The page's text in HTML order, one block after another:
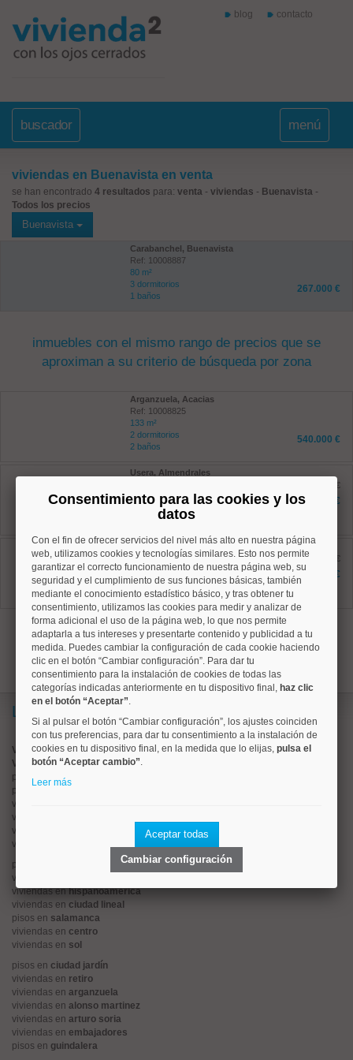
blog contacto
buscador menú
viviendas en Buenavista en venta
se han encontrado 4 resultados para: venta - viviendas - Buenavista -
Todos los precios
Buenavista
Carabanchel, Buenavista
Ref: 10008887
80 m²
3 dormitorios
1 baños
267.000 €
inmuebles con el mismo rango de precios que se
aproximan a su criterio de búsqueda por zona
Arganzuela, Acacias
Ref: 10008825
133 m²
2 dormitorios
2 baños
540.000 €
Usera, Almendrales
129 m²
4 dormitorios
1 baños
antes 548.500 €
496.000 €
Usera, Almendrales
Ref: 10008808
55 m²
2 dormitorios
1 baños
antes 246.700 €
214.000 €
1
Lo más buscado
Valorar vivienda online
Vender piso
pisos en
chamberí
pisos en
viviendas en
viviendas en
viviendas en
viviendas en
pisos en
viviendas en
viviendas enhispanoamerica
viviendas en ciudad lineal
pisos en salamanca
viviendas en centro
viviendas en sol
pisos en ciudad jardín
viviendas en retiro
viviendas en arganzuela
viviendas en alonso martinez
viviendas en arturo soria
viviendas en embajadores
pisos en guindalera
Consentimiento para las cookies y los
datos
Con el fin de ofrecer servicios del nivel más alto en nuestra página
web, utilizamos cookies y tecnologías similares. Esto nos permite
garantizar el correcto funcionamiento de nuestra página web, su
seguridad y el cumplimiento de sus funciones básicas, también
mediante el conocimiento estadístico básico, y tras obtener tu
consentimiento, utilizamos las cookies para medir y analizar de
forma adicional el uso de la página web, lo que nos permite
adaptarla a tus intereses y presentarte contenido y publicidad a tu
medida. Puedes cambiar la configuración de cada cookie haciendo
clic en el botón “Cambiar configuración”. Para dar tu
consentimiento para la instalación de cookies de todas las
categorías indicadas anteriormente en tu dispositivo final, haz clic
en el botón “Aceptar”.
Si al pulsar el botón “Cambiar configuración”, los ajustes coinciden
con tus preferencias, para dar tu consentimiento a la instalación de
cookies en tu dispositivo final, en la medida que lo elijas, pulsa el
botón “Aceptar cambio”.
Leer más
Aceptar todas
Cambiar configuración